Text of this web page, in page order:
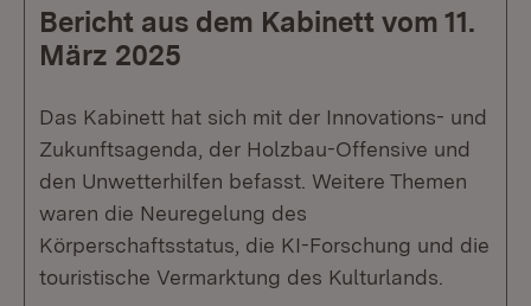
Bericht aus dem Kabinett vom 11.
März 2025
Das Kabinett hat sich mit der Innovations- und
Zukunftsagenda, der Holzbau-Offensive und
den Unwetterhilfen befasst. Weitere Themen
waren die Neuregelung des
Körperschaftsstatus, die KI-Forschung und die
touristische Vermarktung des Kulturlands.